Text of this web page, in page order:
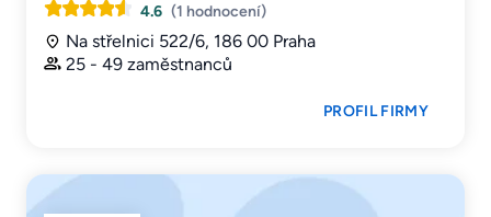
4.6 (1 hodnocení)
Na střelnici 522/6, 186 00 Praha
25 - 49 zaměstnanců
PROFIL FIRMY